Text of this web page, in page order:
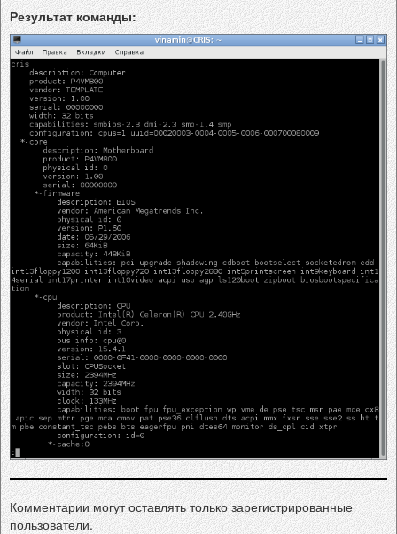
Результат команды:
Комментарии могут оставлять только зарегистрированные
пользователи.